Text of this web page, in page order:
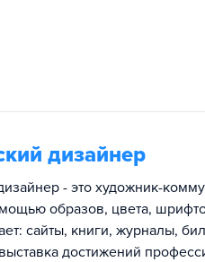
дизайнер
- это художник-
образов, цвета,
сайты, книги, журналы,
достижений